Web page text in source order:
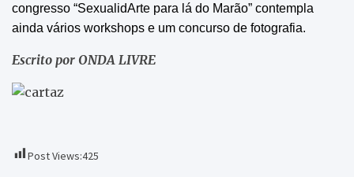
congresso “SexualidArte para lá do Marão” contempla
ainda vários workshops e um concurso de fotografia.
Escrito por ONDA LIVRE
Post Views:425